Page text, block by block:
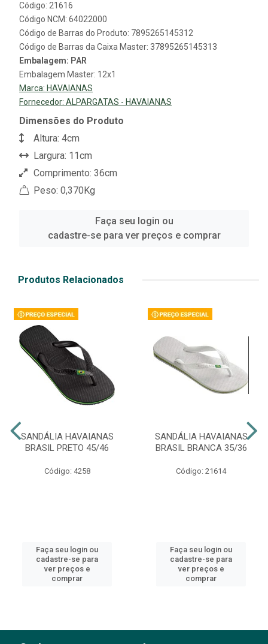
Código: 21616
Código NCM: 64022000
Código de Barras do Produto: 7895265145312
Código de Barras da Caixa Master: 37895265145313
Embalagem: PAR
Embalagem Master: 12x1
Marca: HAVAIANAS
Fornecedor: ALPARGATAS - HAVAIANAS
Dimensões do Produto
Altura: 4cm
Largura: 11cm
Comprimento: 36cm
Peso: 0,370Kg
Faça seu login ou
cadastre-se para ver preços e comprar
Produtos Relacionados
SANDÁLIA HAVAIANAS
BRASIL PRETO 45/46
Código: 4258
Faça seu login ou
cadastre-se para
ver preços e
comprar
SANDÁLIA HAVAIANAS
BRASIL BRANCA 35/36
Código: 21614
Faça seu login ou
cadastre-se para
ver preços e
comprar